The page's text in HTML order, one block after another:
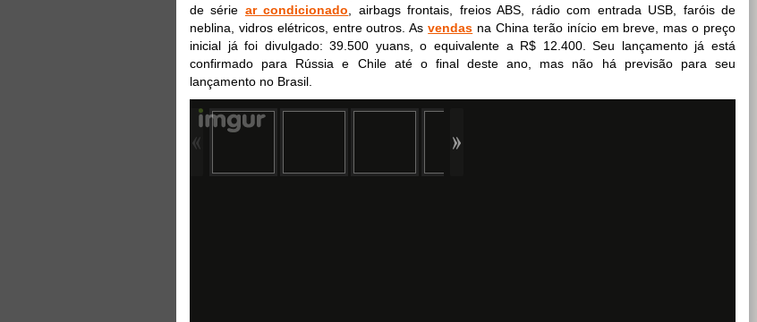
de série ar condicionado , airbags frontais, freios ABS, rádio com entrada USB, faróis de
neblina, vidros elétricos, entre outros. Asvendas na China terão início em breve, mas o preço
inicial já foi divulgado: 39.500 yuans, o equivalente a R$ 12.400. Seu lançamento já está
confirmado para Rússia e Chile até o final deste ano, mas não há previsão para seu
lançamento no Brasil.